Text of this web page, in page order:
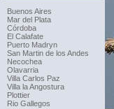
Buenos Aires
Mar del Plata
Córdoba
El Calafate
Puerto Madryn
San Martin de los Andes
Necochea
Olavarria
Villa Carlos Paz
Villa la Angostura
Plottier
Rio Gallegos